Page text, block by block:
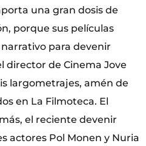
una gran dosis de
porque sus películas
para devenir
director de Cinema Jove
largometrajes, amén de
en La Filmoteca. El
el reciente devenir
actores Pol Monen y Nuria